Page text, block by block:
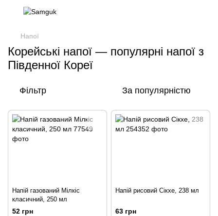
Напої
Корейські напої — популярні напої з
Південної Кореї
Фільтр За популярністю
Напій газований Мілкіс
класичний, 250 мл
52 грн
Напій рисовий Сікхе, 238 мл
63 грн